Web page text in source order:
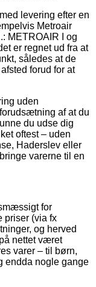
levering efter en
Metroair
METROAIR I og
er regnet ud fra at
således at de
forud for at
uden
af at du
du udse dig
oftest – uden
Haderslev eller
varerne til en
for
priser (via fx
og herved
nettet været
varer – til børn,
endda nogle gange